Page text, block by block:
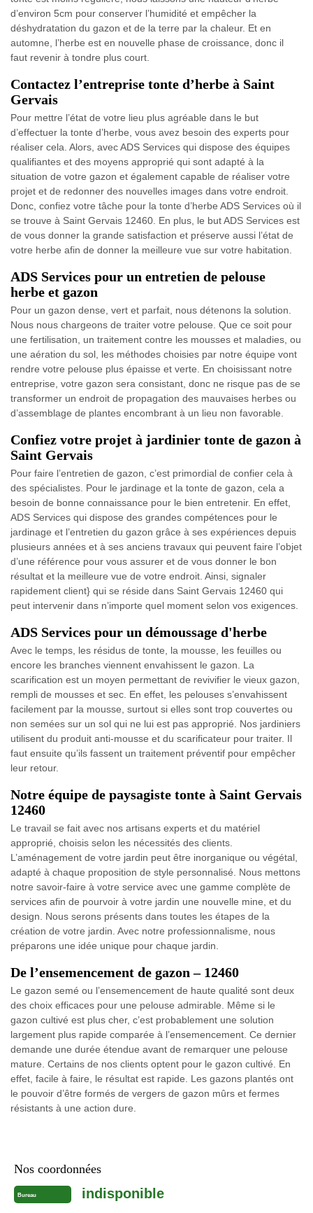
d’environ 5cm pour conserver l’humidité et empêcher la
déshydratation du gazon et de la terre par la chaleur. Et en
automne, l’herbe est en nouvelle phase de croissance, donc il
faut revenir à tondre plus court.
Contactez l’entreprise tonte d’herbe à Saint
Gervais
Pour mettre l’état de votre lieu plus agréable dans le but
d’effectuer la tonte d’herbe, vous avez besoin des experts pour
réaliser cela. Alors, avec ADS Services qui dispose des équipes
qualifiantes et des moyens approprié qui sont adapté à la
situation de votre gazon et également capable de réaliser votre
projet et de redonner des nouvelles images dans votre endroit.
Donc, confiez votre tâche pour la tonte d’herbe ADS Services où il
se trouve à Saint Gervais 12460. En plus, le but ADS Services est
de vous donner la grande satisfaction et préserve aussi l’état de
votre herbe afin de donner la meilleure vue sur votre habitation.
ADS Services pour un entretien de pelouse
herbe et gazon
Pour un gazon dense, vert et parfait, nous détenons la solution.
Nous nous chargeons de traiter votre pelouse. Que ce soit pour
une fertilisation, un traitement contre les mousses et maladies, ou
une aération du sol, les méthodes choisies par notre équipe vont
rendre votre pelouse plus épaisse et verte. En choisissant notre
entreprise, votre gazon sera consistant, donc ne risque pas de se
transformer un endroit de propagation des mauvaises herbes ou
d’assemblage de plantes encombrant à un lieu non favorable.
Confiez votre projet à jardinier tonte de gazon à
Saint Gervais
Pour faire l’entretien de gazon, c’est primordial de confier cela à
des spécialistes. Pour le jardinage et la tonte de gazon, cela a
besoin de bonne connaissance pour le bien entretenir. En effet,
ADS Services qui dispose des grandes compétences pour le
jardinage et l’entretien du gazon grâce à ses expériences depuis
plusieurs années et à ses anciens travaux qui peuvent faire l’objet
d’une référence pour vous assurer et de vous donner le bon
résultat et la meilleure vue de votre endroit. Ainsi, signaler
rapidement client} qui se réside dans Saint Gervais 12460 qui
peut intervenir dans n’importe quel moment selon vos exigences.
ADS Services pour un démoussage d'herbe
Avec le temps, les résidus de tonte, la mousse, les feuilles ou
encore les branches viennent envahissent le gazon. La
scarification est un moyen permettant de revivifier le vieux gazon,
rempli de mousses et sec. En effet, les pelouses s’envahissent
facilement par la mousse, surtout si elles sont trop couvertes ou
non semées sur un sol qui ne lui est pas approprié. Nos jardiniers
utilisent du produit anti-mousse et du scarificateur pour traiter. Il
faut ensuite qu’ils fassent un traitement préventif pour empêcher
leur retour.
Notre équipe de paysagiste tonte à Saint Gervais
12460
Le travail se fait avec nos artisans experts et du matériel
approprié, choisis selon les nécessités des clients.
L’aménagement de votre jardin peut être inorganique ou végétal,
adapté à chaque proposition de style personnalisé. Nous mettons
notre savoir-faire à votre service avec une gamme complète de
services afin de pourvoir à votre jardin une nouvelle mine, et du
design. Nous serons présents dans toutes les étapes de la
création de votre jardin. Avec notre professionnalisme, nous
préparons une idée unique pour chaque jardin.
De l’ensemencement de gazon – 12460
Le gazon semé ou l’ensemencement de haute qualité sont deux
des choix efficaces pour une pelouse admirable. Même si le
gazon cultivé est plus cher, c’est probablement une solution
largement plus rapide comparée à l’ensemencement. Ce dernier
demande une durée étendue avant de remarquer une pelouse
mature. Certains de nos clients optent pour le gazon cultivé. En
effet, facile à faire, le résultat est rapide. Les gazons plantés ont
le pouvoir d’être formés de vergers de gazon mûrs et fermes
résistants à une action dure.
Nos coordonnées
Bureau indisponible